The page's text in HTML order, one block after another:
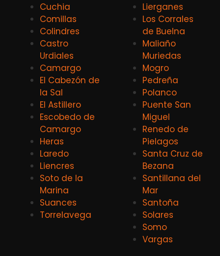
Cuchia
Comillas
Colindres
Castro
Urdiales
Camargo
El Cabezón de
la Sal
El Astillero
Escobedo de
Camargo
Heras
Laredo
Liencres
Soto de la
Marina
Suances
Torrelavega
Lierganes
Los Corrales
de Buelna
Maliaño
Muriedas
Mogro
Pedreña
Polanco
Puente San
Miguel
Renedo de
Pielagos
Santa Cruz de
Bezana
Santillana del
Mar
Santoña
Solares
Somo
Vargas